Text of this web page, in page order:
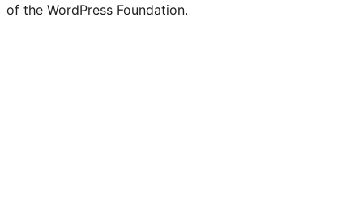
of the WordPress Foundation.